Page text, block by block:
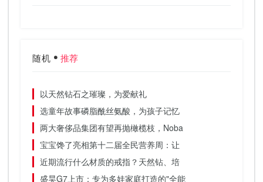
随机 推荐
以天然钻石之璀璨，为爱献礼
选童年故事磷脂酰丝氨酸，为孩子记忆
两大奢侈品集团有望再抛橄榄枝，Noba
宝宝馋了亮相第十二届全民营养周：让
近期流行什么材质的戒指？天然钻、培
盛昊G7上市：专为多娃家庭打造的"全能